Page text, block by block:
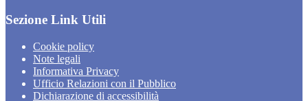
Sezione Link Utili
Cookie policy
Note legali
Informativa Privacy
Ufficio Relazioni con il Pubblico
Dichiarazione di accessibilità